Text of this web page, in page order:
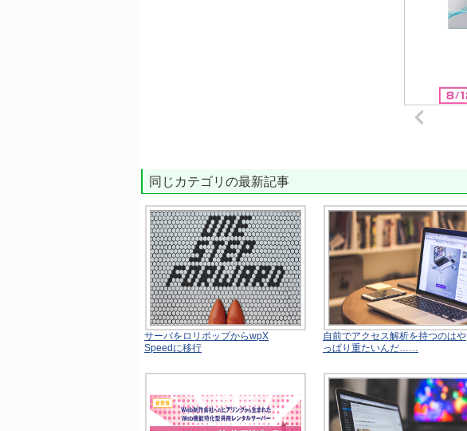
同じカテゴリの最新記事
サーバをロリポップからwpX
Speedに移行
自前でアクセス解析を持つのはや
っぱり重たいんだ……